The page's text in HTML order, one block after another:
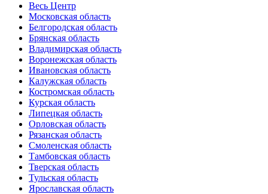
Весь Центр
Московская область
Белгородская область
Брянская область
Владимирская область
Воронежская область
Ивановская область
Калужская область
Костромская область
Курская область
Липецкая область
Орловская область
Рязанская область
Смоленская область
Тамбовская область
Тверская область
Тульская область
Ярославская область